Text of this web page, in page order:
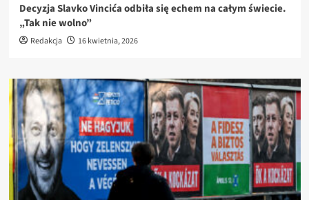
Decyzja Slavko Vincića odbiła się echem na całym świecie.
„Tak nie wolno”
Redakcja 16 kwietnia, 2026